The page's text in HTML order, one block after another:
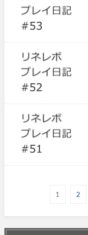
1 2